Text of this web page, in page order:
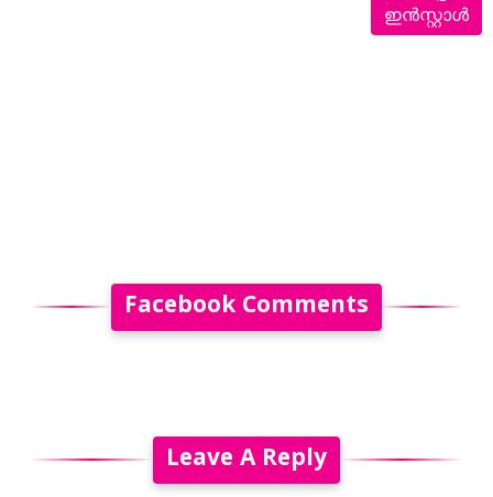
Facebook Comments
Leave A Reply
ഇൻസ്റ്റാൾ